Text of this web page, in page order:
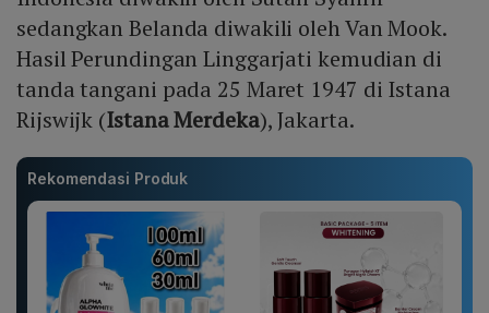
sedangkan Belanda diwakili oleh Van Mook.
Hasil Perundingan Linggarjati kemudian di
tanda tangani pada 25 Maret 1947 di Istana
Rijswijk (Istana Merdeka), Jakarta.
Rekomendasi Produk